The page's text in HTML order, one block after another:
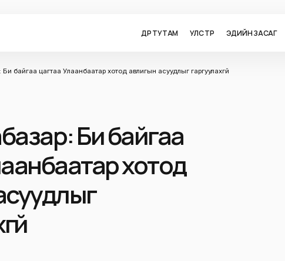
ӨДӨР ТУТАМ УЛС ТӨР ЭДИЙН ЗАСАГ
байгаа цагтаа Улаанбаатар хотод авлигын асуудлыг гаргуулахгүй
Би байгаа
хотод